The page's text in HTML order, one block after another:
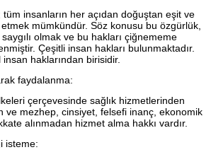
tüm insanların her açıdan doğuştan eşit ve
mümkündür. Söz konusu bu özgürlük,
saygılı olmak ve bu hakları çiğnememe
Çeşitli insan hakları bulunmaktadır.
haklarından birisidir.
faydalanma:
çerçevesinde sağlık hizmetlerinden
ve mezhep, cinsiyet, felsefi inanç, ekonomik
alınmadan hizmet alma hakkı vardır.
isteme: